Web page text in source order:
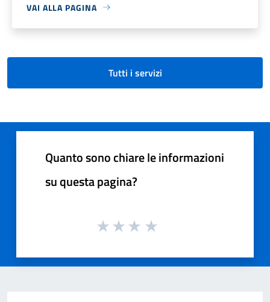
VAI ALLA PAGINA
Tutti i servizi
Quanto sono chiare le informazioni
su questa pagina?